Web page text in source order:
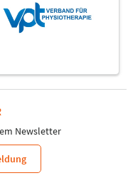
Newsletter